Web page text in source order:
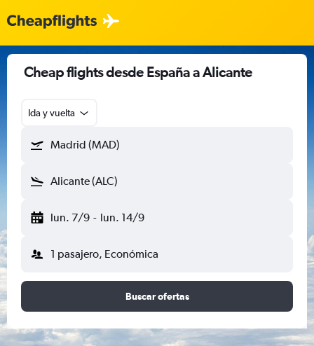
Cheap flights desde España a Alicante
Ida y vuelta
Madrid (MAD)
Alicante (ALC)
lun. 7/9 - lun. 14/9
1 pasajero, Económica
Buscar ofertas